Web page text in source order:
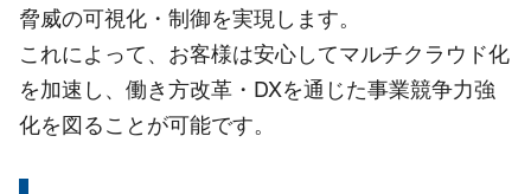
脅威の可視化・制御を実現します。
これによって、お客様は安心してマルチクラウド化
を加速し、働き方改革・DXを通じた事業競争力強
化を図ることが可能です。